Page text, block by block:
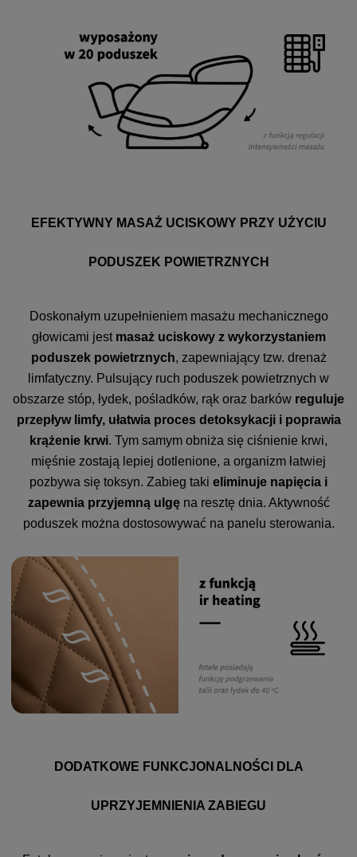
EFEKTYWNY MASAŻ UCISKOWY PRZY UŻYCIU
PODUSZEK POWIETRZNYCH
Doskonałym uzupełnieniem masażu mechanicznego
głowicami jest masaż uciskowy z wykorzystaniem
poduszek powietrznych, zapewniający tzw. drenaż
limfatyczny. Pulsujący ruch poduszek powietrznych w
obszarze stóp, łydek, pośladków, rąk oraz barków reguluje
przepływ limfy, ułatwia proces detoksykacji i poprawia
krążenie krwi. Tym samym obniża się ciśnienie krwi,
mięśnie zostają lepiej dotlenione, a organizm łatwiej
pozbywa się toksyn. Zabieg taki eliminuje napięcia i
zapewnia przyjemną ulgęna resztę dnia. Aktywność
poduszek można dostosowywać na panelu sterowania.
DODATKOWE FUNKCJONALNOŚCI DLA
UPRZYJEMNIENIA ZABIEGU